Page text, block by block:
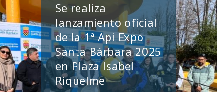
Se realiza
lanzamiento oficial
de la 1ª Api Expo
Santa Bárbara 2025
en Plaza Isabel
Riquelme